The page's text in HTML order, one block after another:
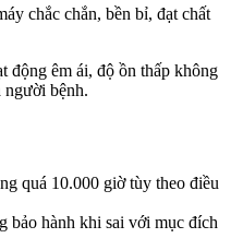
chắc chắn, bền bỉ, đạt chất
động êm ái, độ ồn thấp không
người bệnh.
quá 10.000 giờ tùy theo điều
bảo hành khi sai với mục đích